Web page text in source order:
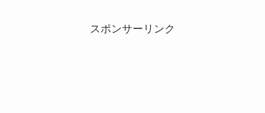
スポンサーリンク